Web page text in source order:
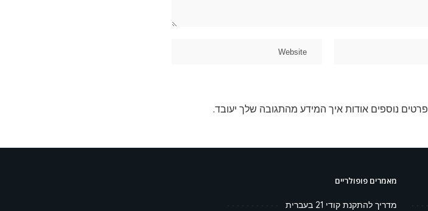
פרטים נוספים אודות איך המידע מהתגובה שלך יעובד.
מאמרים פופולריים
מדריך להתקנת קודי 21 בעברית